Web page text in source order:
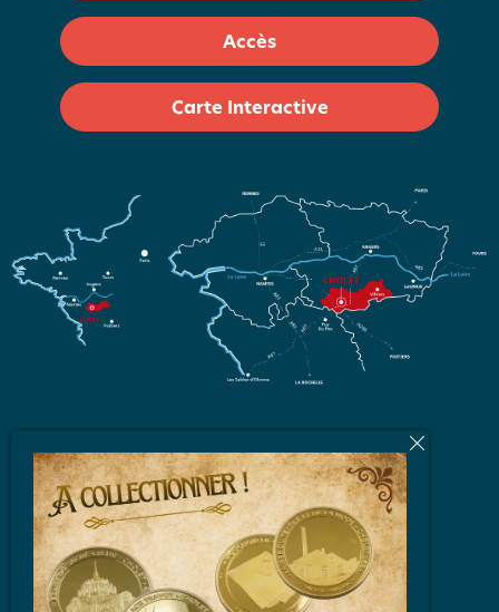
Accès
Carte Interactive
L'équipe
Brochures et Plans
Vidéos
Espace Partenaires